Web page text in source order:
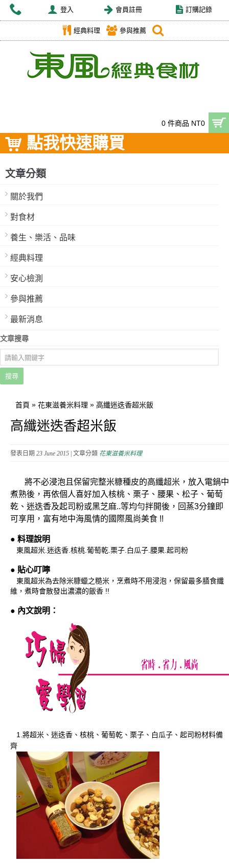
登入 會員註冊 訂購記錄
經典料理 參與推薦
0 件商品 NT0
點我快速購買
文章分類
關於我們
對食材
養生、樂活、品味
經典料理
安心檢測
參與推薦
最新消息
文章搜尋
搜尋
首頁 » 花東滋養米料理 » 高纖迷迭香超米飯
高纖迷迭香超米飯
發表日期 23 June 2015 | 文章分類 花東滋養米料理
將不必浸泡且保留完整米糠種皮的高纖超米，放入電鍋中
煮熟後，再依個人喜好加入核桃、栗子、腰果、松子、葡萄
乾、迷迭香及起司粉或黑芝麻..等均勻拌開後，回蒸3分鐘即
可享用，富有地中海風情的國際風尚美食 !!
● 料理說明
東風超米.迷迭香.核桃.葡萄乾.栗子.白瓜子.腰果.起司粉
● 貼心叮嚀
東風超米為去除米糠蠟之糙米，烹煮時不用浸泡，保留最多膳食纖
維，煮時會散發出濃濃的飯香 !!
● 內文說明：
1.將超米、迷迭香、核桃、葡萄乾、栗子、白瓜子、起司粉材料備
齊